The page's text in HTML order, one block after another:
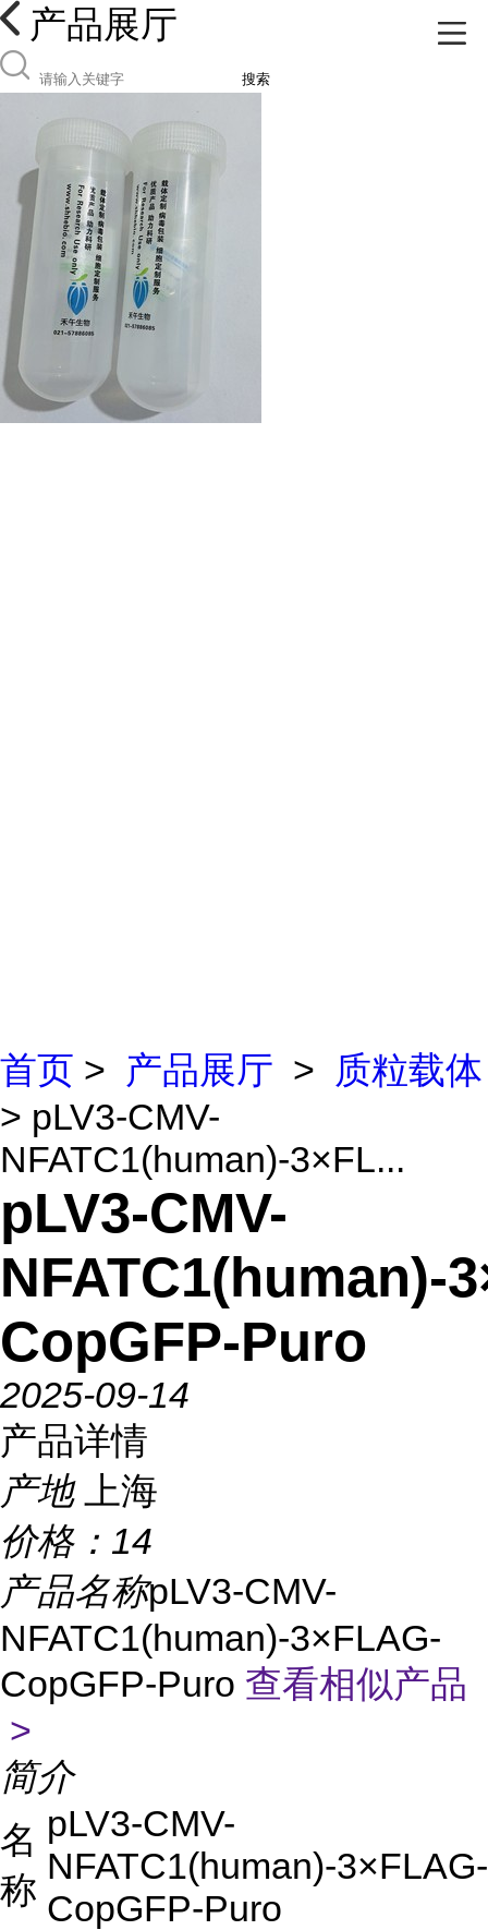
产品展厅
搜索
首页 > 产品展厅 >
质粒载体
> pLV3-CMV-
NFATC1(human)-3×FL...
pLV3-CMV-
NFATC1(human)-
CopGFP-Puro
2025-09-14
产品详情
产地
上海
价格： 14
产品名称pLV3-CMV-
NFATC1(human)-3×FLAG-
CopGFP-Puro 查看相似产品
>
简介
名
称
pLV3-CMV-
NFATC1(human)-3×FLAG-
CopGFP-Puro